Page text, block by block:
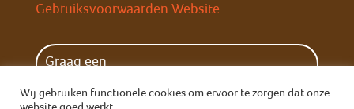
Gebruiksvoorwaarden Website
Graag een
Wij gebruiken functionele cookies om ervoor te zorgen dat onze